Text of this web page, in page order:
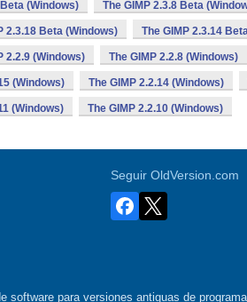
(Windows) The GIMP 2.3.8 Beta
2.3.18 Beta (Windows) The GIMP 2.3.14
2.2.9 (Windows) The GIMP 2.2.8 (Windows)
(Windows) The GIMP 2.2.14 (Windows)
(Windows) The GIMP 2.2.10 (Windows)
Seguir OldVersion.com
software para versiones antiguas de